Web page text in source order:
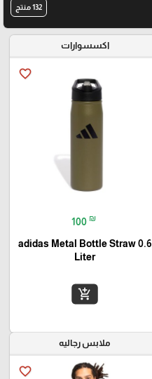
132 منتج
اكسسوارات
favorite_border
100 ₪
adidas Metal Bottle Straw 0.6
Liter
add_shopping_cart
ملابس رجاليه
favorite_border